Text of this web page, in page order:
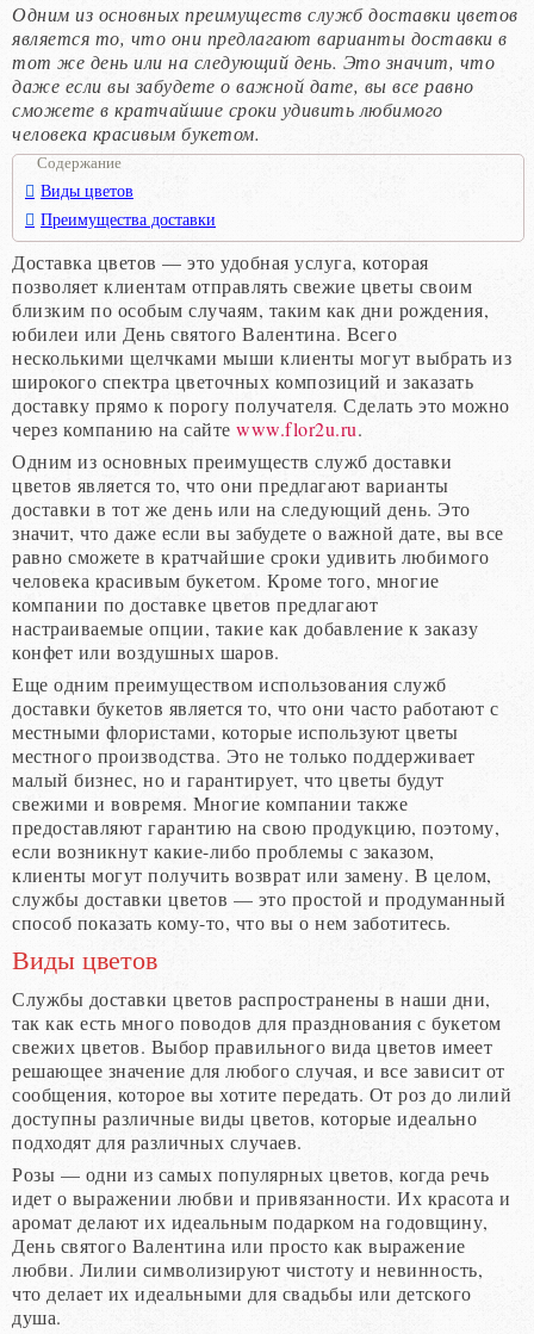
Одним из основных преимуществ служб доставки цветов
является то, что они предлагают варианты доставки в
тот же день или на следующий день. Это значит, что
даже если вы забудете о важной дате, вы все равно
сможете в кратчайшие сроки удивить любимого
человека красивым букетом.
Содержание
Виды цветов
Преимущества доставки
Доставка цветов — это удобная услуга, которая
позволяет клиентам отправлять свежие цветы своим
близким по особым случаям, таким как дни рождения,
юбилеи или День святого Валентина. Всего
несколькими щелчками мыши клиенты могут выбрать из
широкого спектра цветочных композиций и заказать
доставку прямо к порогу получателя. Сделать это можно
через компанию на сайте www.flor2u.ru.
Одним из основных преимуществ служб доставки
цветов является то, что они предлагают варианты
доставки в тот же день или на следующий день. Это
значит, что даже если вы забудете о важной дате, вы все
равно сможете в кратчайшие сроки удивить любимого
человека красивым букетом. Кроме того, многие
компании по доставке цветов предлагают
настраиваемые опции, такие как добавление к заказу
конфет или воздушных шаров.
Еще одним преимуществом использования служб
доставки букетов является то, что они часто работают с
местными флористами, которые используют цветы
местного производства. Это не только поддерживает
малый бизнес, но и гарантирует, что цветы будут
свежими и вовремя. Многие компании также
предоставляют гарантию на свою продукцию, поэтому,
если возникнут какие-либо проблемы с заказом,
клиенты могут получить возврат или замену. В целом,
службы доставки цветов — это простой и продуманный
способ показать кому-то, что вы о нем заботитесь.
Виды цветов
Службы доставки цветов распространены в наши дни,
так как есть много поводов для празднования с букетом
свежих цветов. Выбор правильного вида цветов имеет
решающее значение для любого случая, и все зависит от
сообщения, которое вы хотите передать. От роз до лилий
доступны различные виды цветов, которые идеально
подходят для различных случаев.
Розы — одни из самых популярных цветов, когда речь
идет о выражении любви и привязанности. Их красота и
аромат делают их идеальным подарком на годовщину,
День святого Валентина или просто как выражение
любви. Лилии символизируют чистоту и невинность,
что делает их идеальными для свадьбы или детского
душа.